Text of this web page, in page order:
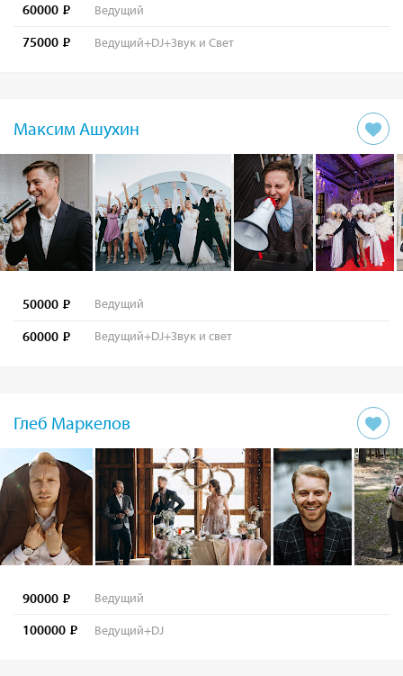
60000 Ведущий
75000 Ведущий+DJ+Звук и Свет
Максим Ашухин
50000 Ведущий
60000 Ведущий+DJ+Звук и свет
Глеб Маркелов
90000 Ведущий
100000 Ведущий+DJ